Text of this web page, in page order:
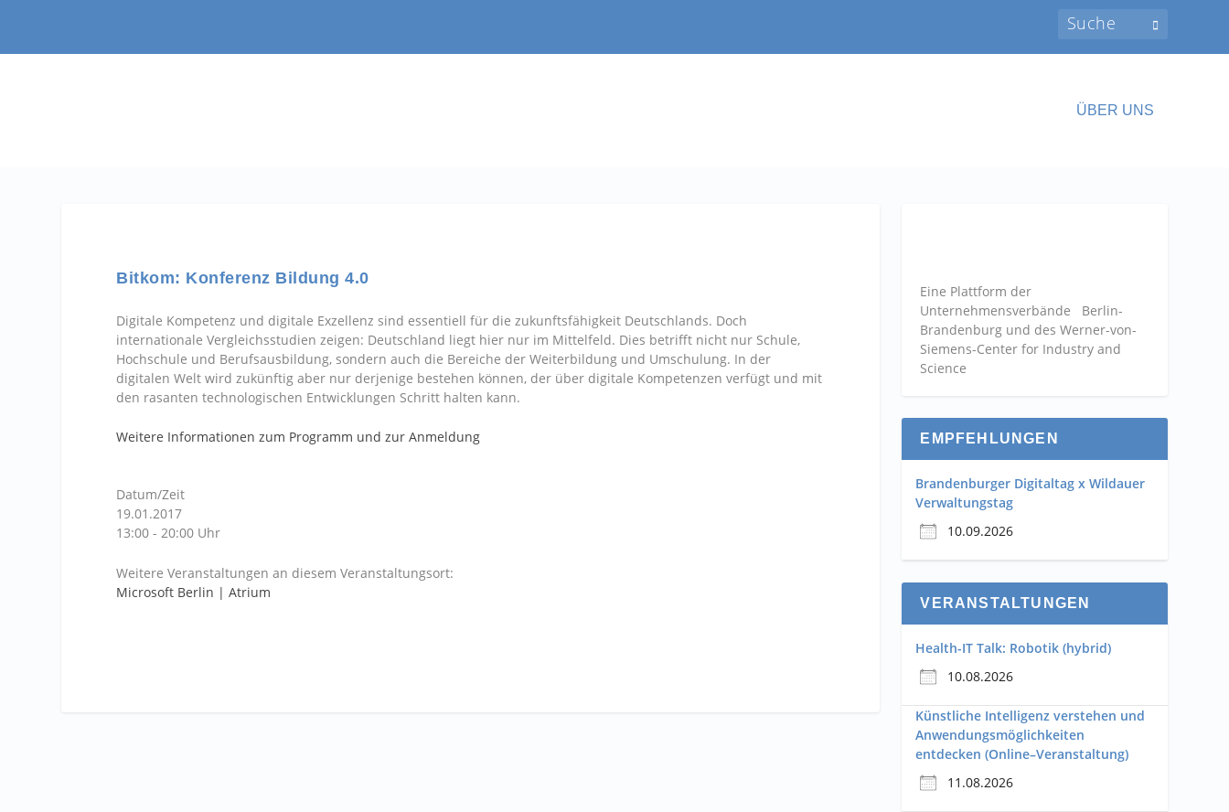
ÜBER UNS
Bitkom: Konferenz Bildung 4.0
Digitale Kompetenz und digitale Exzellenz sind essentiell für die zukunftsfähigkeit Deutschlands. Doch
internationale Vergleichsstudien zeigen: Deutschland liegt hier nur im Mittelfeld. Dies betrifft nicht nur Schule,
Hochschule und Berufsausbildung, sondern auch die Bereiche der Weiterbildung und Umschulung. In der
digitalen Welt wird zukünftig aber nur derjenige bestehen können, der über digitale Kompetenzen verfügt und mit
den rasanten technologischen Entwicklungen Schritt halten kann.
Weitere Informationen zum Programm und zur Anmeldung
Datum/Zeit
19.01.2017
13:00 - 20:00 Uhr
Weitere Veranstaltungen an diesem Veranstaltungsort:
Microsoft Berlin | Atrium
Eine Plattform der
Unternehmensverbände Berlin-
Brandenburg und des Werner-von-
Siemens-Center for Industry and
Science
EMPFEHLUNGEN
Brandenburger Digitaltag x Wildauer
Verwaltungstag
10.09.2026
VERANSTALTUNGEN
Health-IT Talk: Robotik (hybrid)
10.08.2026
Künstliche Intelligenz verstehen und
Anwendungsmöglichkeiten
entdecken (Online–Veranstaltung)
11.08.2026